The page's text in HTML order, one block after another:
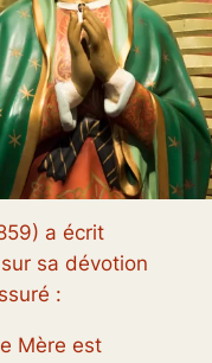
a écrit
sa dévotion
:
Mère est